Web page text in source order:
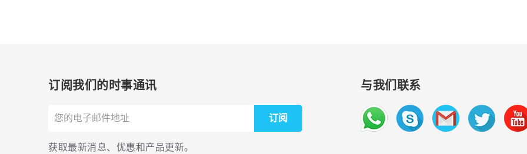
订阅我们的时事通讯
订阅
获取最新消息、优惠和产品更新。
与我们联系